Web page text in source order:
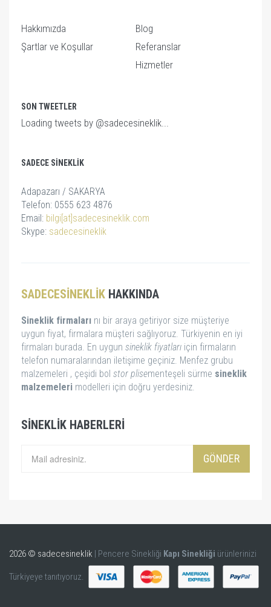
Hakkımızda
Şartlar ve Koşullar
Blog
Referanslar
Hizmetler
SON TWEETLER
Loading tweets by @sadecesineklik...
SADECE SINEKLIK
Adapazarı / SAKARYA
Telefon: 0555 623 4876
Email: bilgi[at]sadecesineklik.com
Skype: sadecesineklik
SADECESINEKLIK HAKKINDA
Sineklik firmaları nı bir araya getiriyor size müşteriye
uygun fiyat, firmalara müşteri sağlıyoruz. Türkiyenin en iyi
firmaları burada. En uygun sineklik fiyatları için firmaların
telefon numaralarından iletişime geçiniz. Menfez grubu
malzemeleri , çeşidi bol stor plisementeşeli sürme sineklik
malzemeleri modelleri için doğru yerdesiniz.
SINEKLIK HABERLERI
GÖNDER
2026 © sadecesineklik | Pencere Sinekliği Kapı Sinekliği ürünlerinizi
Türkiyeye tanıtıyoruz.